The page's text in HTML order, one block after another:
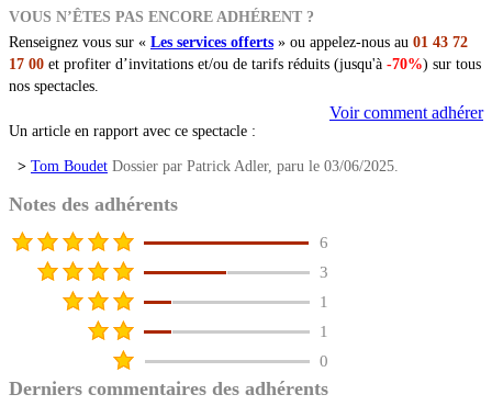
VOUS N’ÊTES PAS ENCORE ADHÉRENT ?
Renseignez vous sur « Les services offerts » ou appelez-nous au 01 43 72
17 00 et profiter d’invitations et/ou de tarifs réduits (jusqu'à -70%) sur tous
nos spectacles.
Voir comment adhérer
Un article en rapport avec ce spectacle :
> Tom Boudet Dossier par Patrick Adler, paru le 03/06/2025.
Notes des adhérents
6
3
1
1
0
Derniers commentaires des adhérents